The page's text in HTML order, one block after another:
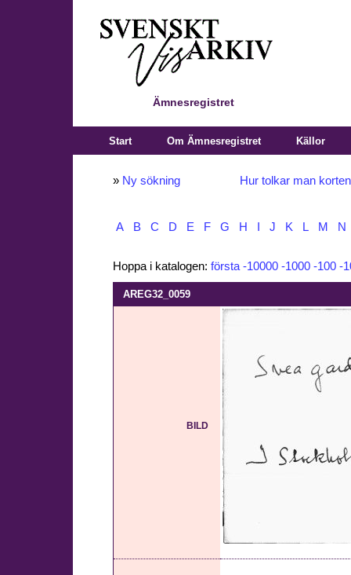
Ämnesregistret
Start Om Ämnesregistret Källor
» Ny sökning Hur tolkar man
A B C D E F G H J K L M N
Hoppa i katalogen: första -10000 -1000 -100 -
AREG32_0059
BILD